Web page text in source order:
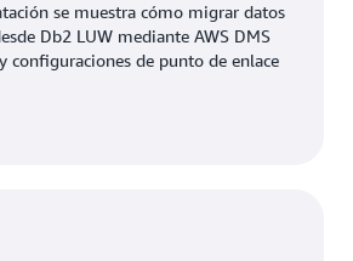
se muestra cómo migrar datos
Db2 LUW mediante AWS DMS
configuraciones de punto de enlace